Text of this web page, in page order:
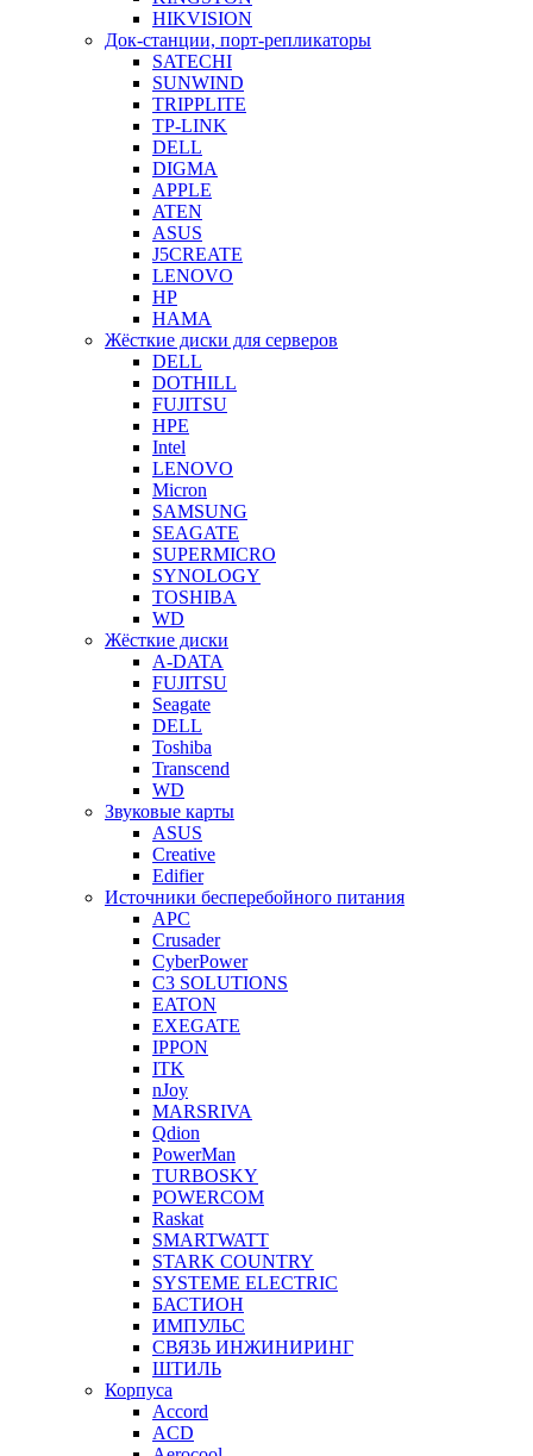
HIKVISION
Док-станции, порт-репликаторы
SATECHI
SUNWIND
TRIPPLITE
TP-LINK
DELL
DIGMA
APPLE
ATEN
ASUS
J5CREATE
LENOVO
HP
HAMA
Жёсткие диски для серверов
DELL
DOTHILL
FUJITSU
HPE
Intel
LENOVO
Micron
SAMSUNG
SEAGATE
SUPERMICRO
SYNOLOGY
TOSHIBA
WD
Жёсткие диски
A-DATA
FUJITSU
Seagate
DELL
Toshiba
Transcend
WD
Звуковые карты
ASUS
Creative
Edifier
Источники бесперебойного питания
APC
Crusader
CyberPower
C3 SOLUTIONS
EATON
EXEGATE
IPPON
ITK
nJoy
MARSRIVA
Qdion
PowerMan
TURBOSKY
POWERCOM
Raskat
SMARTWATT
STARK COUNTRY
SYSTEME ELECTRIC
БАСТИОН
ИМПУЛЬС
СВЯЗЬ ИНЖИНИРИНГ
ШТИЛЬ
Корпуса
Accord
ACD